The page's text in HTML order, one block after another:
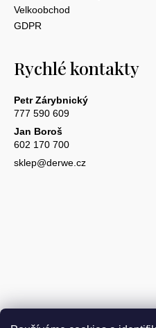
Velkoobchod
GDPR
Rychlé kontakty
Petr Zárybnický
777 590 609
Jan Boroš
602 170 700
sklep@derwe.cz